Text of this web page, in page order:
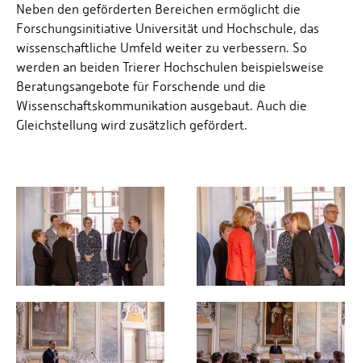
Neben den geförderten Bereichen ermöglicht die
Forschungsinitiative Universität und Hochschule, das
wissenschaftliche Umfeld weiter zu verbessern. So
werden an beiden Trierer Hochschulen beispielsweise
Beratungsangebote für Forschende und die
Wissenschaftskommunikation ausgebaut. Auch die
Gleichstellung wird zusätzlich gefördert.